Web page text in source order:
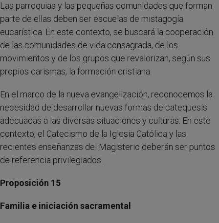
Las parroquias y las pequeñas comunidades que forman
parte de ellas deben ser escuelas de mistagogía
eucarística. En este contexto, se buscará la cooperación
de las comunidades de vida consagrada, de los
movimientos y de los grupos que revalorizan, según sus
propios carismas, la formación cristiana.
En el marco de la nueva evangelización, reconocemos la
necesidad de desarrollar nuevas formas de catequesis
adecuadas a las diversas situaciones y culturas. En este
contexto, el Catecismo de la Iglesia Católica y las
recientes enseñanzas del Magisterio deberán ser puntos
de referencia privilegiados.
Proposición 15
Familia e iniciación sacramental